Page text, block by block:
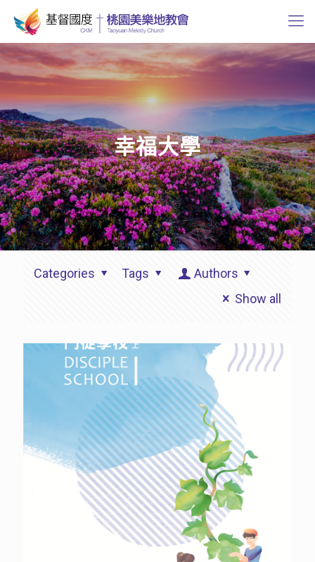
幸福大學
Categories Tags
Authors
Show all